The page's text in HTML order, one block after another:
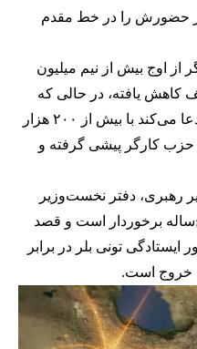
حضورش را در خط مقدم
اوج بیش از نیم میلیون
کاهش یافته، در حالی که
حزب اصلاحات پادشاهی بریتانیا ادعا می‌کند با بیش از ۲۰۰ هزار
حزب کارگر پیشی گرفته و
رهبری، دفتر نخست‌وزیر
برخوردار است و قصد
ایستادگی تونی بلر در برابر
خروج است.